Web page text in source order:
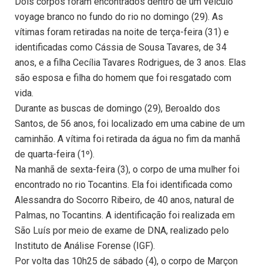
voyage branco no fundo do rio no domingo (29). As
vítimas foram retiradas na noite de terça-feira (31) e
identificadas como Cássia de Sousa Tavares, de 34
anos, e a filha Cecília Tavares Rodrigues, de 3 anos. Elas
são esposa e filha do homem que foi resgatado com
vida.
Durante as buscas de domingo (29), Beroaldo dos
Santos, de 56 anos, foi localizado em uma cabine de um
caminhão. A vítima foi retirada da água no fim da manhã
de quarta-feira (1º).
Na manhã de sexta-feira (3), o corpo de uma mulher foi
encontrado no rio Tocantins. Ela foi identificada como
Alessandra do Socorro Ribeiro, de 40 anos, natural de
Palmas, no Tocantins. A identificação foi realizada em
São Luís por meio de exame de DNA, realizado pelo
Instituto de Análise Forense (IGF).
Por volta das 10h25 de sábado (4), o corpo de Marçon